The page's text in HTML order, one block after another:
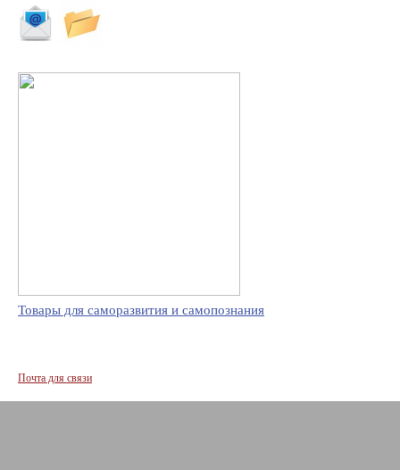
Товары для саморазвития и самопознания
Почта для связи